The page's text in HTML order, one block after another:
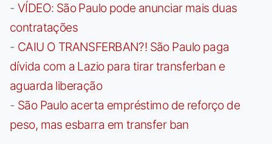
- VÍDEO: São Paulo pode anunciar mais duas
contratações
- CAIU O TRANSFERBAN?! São Paulo paga
dívida com a Lazio para tirar transferban e
aguarda liberação
- São Paulo acerta empréstimo de reforço de
peso, mas esbarra em transfer ban